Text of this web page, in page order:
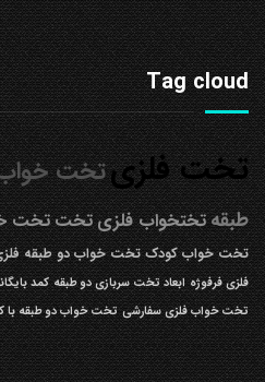
Tag cloud
تخت فلزیتخت
طبقه تختخواب فلزیتختتخت
تخت خواب کودکتخت خواب دو طبقه
فلزی فرفوژه ابعاد تخت سربازی دو طبقه کمد
تخت خواب فلزی سفارشی تخت خواب دو طبقه با